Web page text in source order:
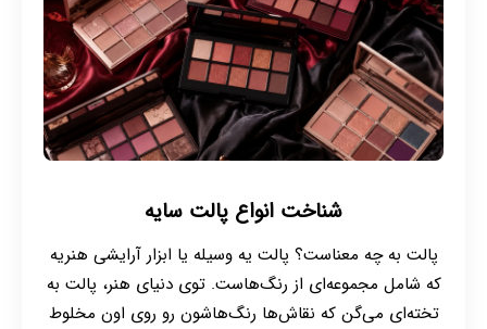
شناخت انواع پالت سایه
پالت به چه معناست؟ پالت یه وسیله یا ابزار آرایشی‌ هنریه
که شامل مجموعه‌ای از رنگ‌هاست. توی دنیای هنر، پالت به
تخته‌ای می‌گن که نقاش‌ها رنگ‌هاشون رو روی اون مخلوط